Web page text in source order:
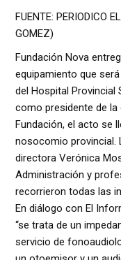
FUENTE: PERIODICO
GOMEZ)
Fundación Nova
equipamiento que
del Hospital Provincial
como presidente de
Fundación, el acto se
nosocomio provincial.
directora Verónica
Administración y
recorrieron todas las
En diálogo con El
“se trata de un
servicio de